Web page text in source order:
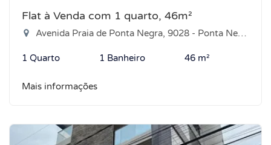
Flat à Venda com 1 quarto, 46m²
Avenida Praia de Ponta Negra, 9028 - Ponta Negra, Natal-RN
1 Quarto 1 Banheiro 46 m²
Mais informações